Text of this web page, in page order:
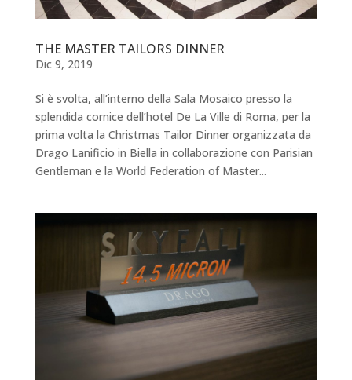
THE MASTER TAILORS DINNER
Dic 9, 2019
Si è svolta, all’interno della Sala Mosaico presso la
splendida cornice dell’hotel De La Ville di Roma, per la
prima volta la Christmas Tailor Dinner organizzata da
Drago Lanificio in Biella in collaborazione con Parisian
Gentleman e la World Federation of Master...